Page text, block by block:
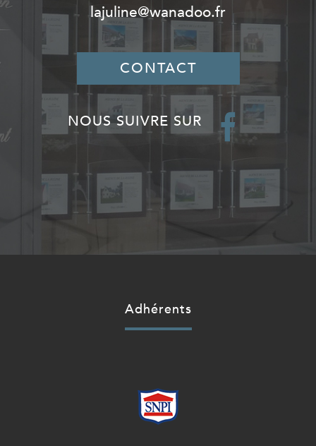
lajuline@wanadoo.fr
CONTACT
NOUS SUIVRE SUR
Adhérents